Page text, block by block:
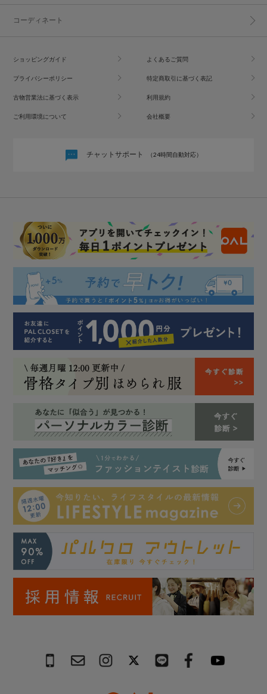
コーディネート
ショッピングガイド よくあるご質問
プライバシーポリシー 特定商取引に基づく表記
古物営業法に基づく表示 利用規約
ご利用環境について 会社概要
チャットサポート （24時間自動対応）